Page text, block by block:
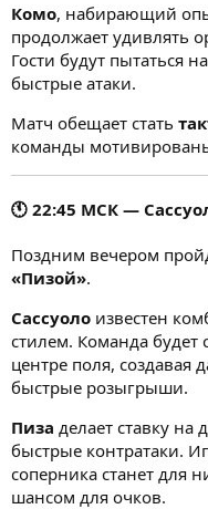
Комо, набирающий
продолжает удивлять
Гости будут пытаться
быстрые атаки.
Матч обещает стать
команды
🕚 22:45 МСК —
Поздним вечером
«Пизой».
Сассуоло известен
стилем. Команда будет
центре поля, создавая
быстрые розыгрыши.
Пиза делает ставку
быстрые контратаки.
соперника станет для
шансом для очков.